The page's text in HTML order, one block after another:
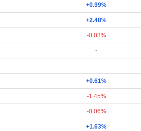
+0.99%
+2.48%
-0.03%
-
-
+0.61%
-1.45%
-0.06%
+1.63%